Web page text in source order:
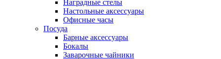
Наградные стелы
Настольные аксессуары
Офисные часы
Посуда
Барные аксессуары
Бокалы
Заварочные чайники